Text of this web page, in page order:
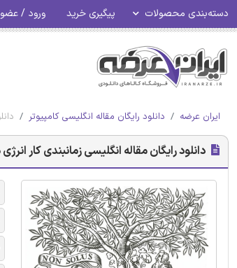
دسته‌بندی محصولات پیگیری خرید ورود /
ایران عرضه دانلود رایگان مقاله انگلیسی کامپیوتر
دانلود رایگان مقاله انگلیسی زمانبندی کار انرژی